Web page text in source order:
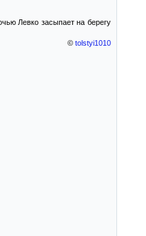
Левко засыпает на берегу
© tolstyi1010